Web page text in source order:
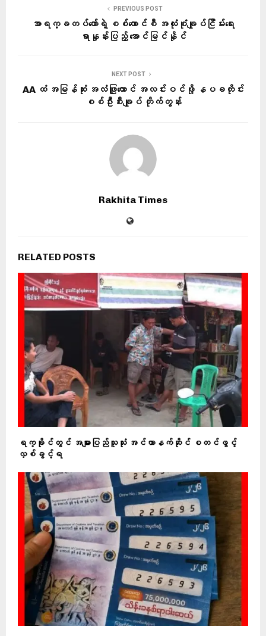
PREVIOUS POST
အာရက္ခတပ်တော်ရဲ့ စစ်ကောင်စီ အလုံးစုံချုပ်ငြိမ်းရေး
ရာနှုန်းပြည့် အောင်မြင်နိုင်
NEXT POST
AA ထံ အမြန်ဆုံး အလံဖြူထောင် အလင်းဝင်ဖို့ နပခတိုင်း
စစ်ဦးစီးချုပ် တိုက်တွန်း
Rakhita Times
RELATED POSTS
ရက္ခိုင်တွင် အများပြည်သူသုံး အင်တာနက်ဆိုင် စတင်ဖွင့်
လှစ်ခွင့်ရ